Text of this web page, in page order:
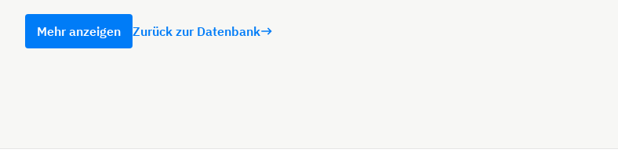
Mehr anzeigen Zurück zur Datenbank